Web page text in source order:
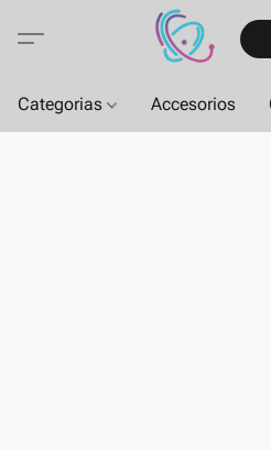
Categorias Accesorios